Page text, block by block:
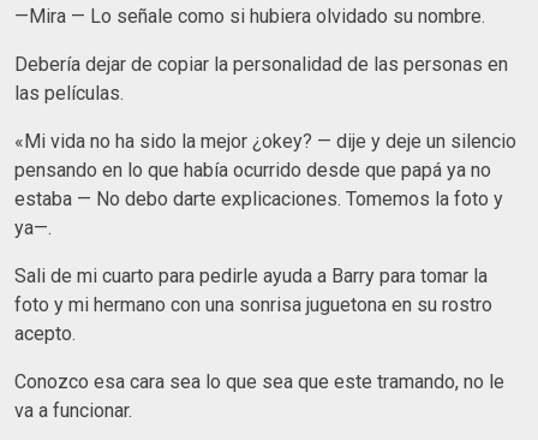
—Mira — Lo señale como si hubiera olvidado su nombre.
Debería dejar de copiar la personalidad de las personas en
las películas.
«Mi vida no ha sido la mejor ¿okey? — dije y deje un silencio
pensando en lo que había ocurrido desde que papá ya no
estaba — No debo darte explicaciones. Tomemos la foto y
ya—.
Sali de mi cuarto para pedirle ayuda a Barry para tomar la
foto y mi hermano con una sonrisa juguetona en su rostro
acepto.
Conozco esa cara sea lo que sea que este tramando, no le
va a funcionar.